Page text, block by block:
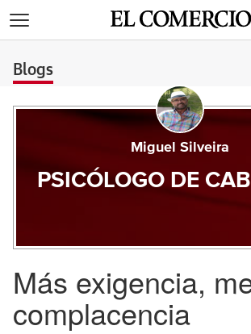
Blogs
Miguel Silveira
PSICÓLOGO DE
Más exigencia,
complacencia